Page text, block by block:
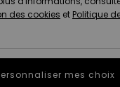
A
Découvrir
A
Découvrir
Communauté
Protection
des
tailles
des cookies et Politique
mes choix